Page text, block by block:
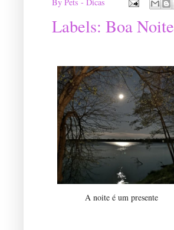
Labels: Boa Noite
A noite é um presente